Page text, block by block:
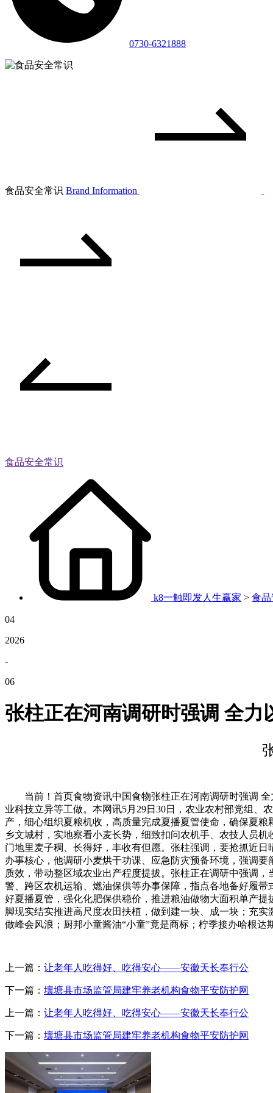
0730-6321888
食品安全常识 Brand Information
食品安全常识
k8一触即发人生赢家 > 食
04
2026
-
06
张柱正在河南调研时强调 全力
当前！首页食物资讯中国食物张柱正在河南调研时强调 全
业科技立异等工做。本网讯5月29日30日，农业农村部党组、
产，细心组织夏粮机收，高质量完成夏播夏管使命，确保夏
乡文城村，实地察看小麦长势，细致扣问农机手、农技人员
门地里麦子稠、长得好，丰收有但愿。张柱强调，要抢抓近
办事核心，他调研小麦烘干功课、应急防灾预备环境，强调
质效，带动整区域农业出产程度提拔。张柱正在调研中强调
警、跨区农机运输、燃油保供等办事保障，指点各地备好履
好夏播夏管，强化化肥保供稳价，推进粮油做物大面积单产
脚现实结实推进高尺度农田扶植，做到建一块、成一块；充
做峰会风浪；厨邦小童酱油“小童”竟是商标；柠季接办哈根达
上一篇： 让老年人吃得好、吃得安心——安徽天长奉行公
下一篇： 壤塘县市场监管局建牢养老机构食物平安防护网
上一篇： 让老年人吃得好、吃得安心——安徽天长奉行公
下一篇： 壤塘县市场监管局建牢养老机构食物平安防护网